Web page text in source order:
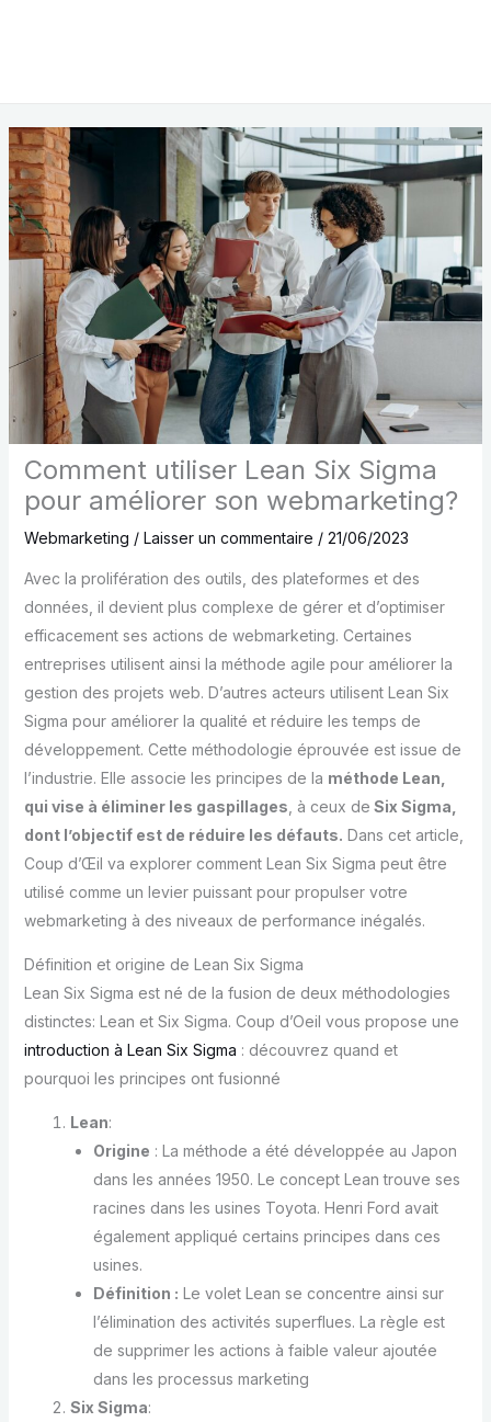
Comment utiliser Lean Six Sigma
pour améliorer son webmarketing?
Webmarketing / Laisser un commentaire / 21/06/2023
Avec la prolifération des outils, des plateformes et des
données, il devient plus complexe de gérer et d’optimiser
efficacement ses actions de webmarketing. Certaines
entreprises utilisent ainsi la méthode agile pour améliorer la
gestion des projets web. D’autres acteurs utilisent Lean Six
Sigma pour améliorer la qualité et réduire les temps de
développement. Cette méthodologie éprouvée est issue de
l’industrie. Elle associe les principes de la méthode Lean,
qui vise à éliminer les gaspillages , à ceux de Six Sigma,
dont l’objectif est de réduire les défauts. Dans cet article,
Coup d’Œil va explorer comment Lean Six Sigma peut être
utilisé comme un levier puissant pour propulser votre
webmarketing à des niveaux de performance inégalés.
Définition et origine de Lean Six Sigma
Lean Six Sigma est né de la fusion de deux méthodologies
distinctes: Lean et Six Sigma. Coup d’Oeil vous propose une
introduction à Lean Six Sigma : découvrez quand et
pourquoi les principes ont fusionné
Lean:
Origine : La méthode a été développée au Japon
dans les années 1950. Le concept Lean trouve ses
racines dans les usines Toyota. Henri Ford avait
également appliqué certains principes dans ces
usines.
Définition : Le volet Lean se concentre ainsi sur
l’élimination des activités superflues. La règle est
de supprimer les actions à faible valeur ajoutée
dans les processus marketing
Six Sigma: